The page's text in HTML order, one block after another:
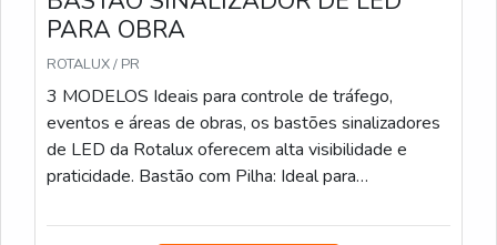
PARA OBRA
ROTALUX / PR
3 MODELOS Ideais para controle de tráfego,
eventos e áreas de obras, os bastões sinalizadores
de LED da Rotalux oferecem alta visibilidade e
praticidade. Bastão com Pilha: Ideal para
alimentação por pilha. Bastão Recarregável: Com